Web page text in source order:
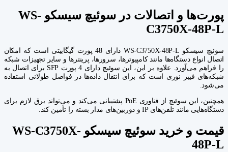
پورت‌ها و اتصالات در سوئیچ سیسکو WS-
C3750X-48P-L
سوئیچ سیسکو WS-C3750X-48P-L دارای 48 پورت گیگابیتی است که امکان
اتصال انواع دستگاه‌ها مانند کامپیوترها، سرورها، پرینترها و سایر تجهیزات شبکه
را فراهم می‌آورد. علاوه بر این، این سوئیچ دارای 4 پورت SFP برای اتصال به
شبکه‌های فیبر نوری است که برای انتقال داده‌ها در فواصل طولانی استفاده
می‌شود.
همچنین، این سوئیچ از فناوری PoE پشتیبانی می‌کند و می‌تواند برق لازم برای
دستگاه‌هایی مانند تلفن‌های IP و دوربین‌های مدار بسته را تأمین کند.
قیمت و خرید سوئیچ سیسکو WS-C3750X-
48P-L